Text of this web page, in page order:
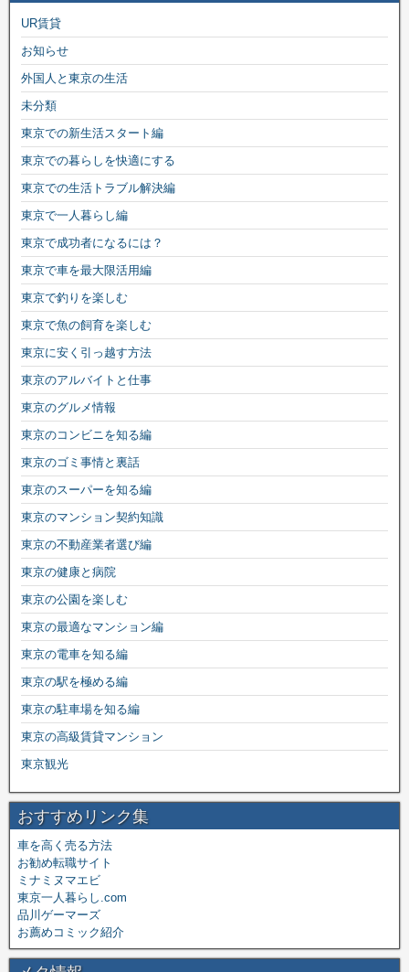
UR賃貸
お知らせ
外国人と東京の生活
未分類
東京での新生活スタート編
東京での暮らしを快適にする
東京での生活トラブル解決編
東京で一人暮らし編
東京で成功者になるには？
東京で車を最大限活用編
東京で釣りを楽しむ
東京で魚の飼育を楽しむ
東京に安く引っ越す方法
東京のアルバイトと仕事
東京のグルメ情報
東京のコンビニを知る編
東京のゴミ事情と裏話
東京のスーパーを知る編
東京のマンション契約知識
東京の不動産業者選び編
東京の健康と病院
東京の公園を楽しむ
東京の最適なマンション編
東京の電車を知る編
東京の駅を極める編
東京の駐車場を知る編
東京の高級賃貸マンション
東京観光
おすすめリンク集
車を高く売る方法
お勧め転職サイト
ミナミヌマエビ
東京一人暮らし.com
品川ゲーマーズ
お薦めコミック紹介